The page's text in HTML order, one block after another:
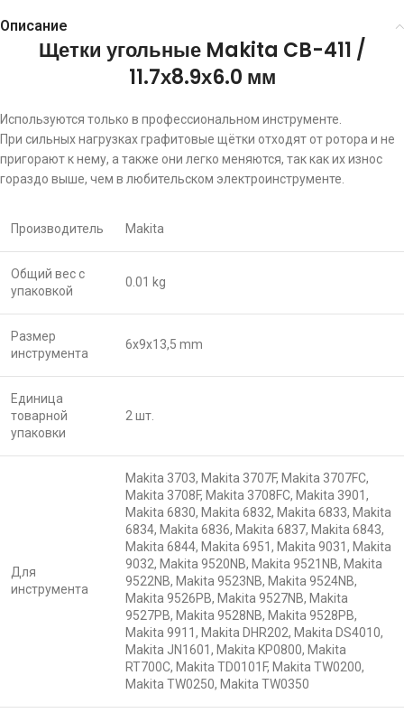
Описание
Щетки угольные Makita CB-411 /
11.7х8.9х6.0 мм
Используются только в профессиональном инструменте.
При сильных нагрузках графитовые щётки отходят от ротора и не
пригорают к нему, а также они легко меняются, так как их износ
гораздо выше, чем в любительском электроинструменте.
Производитель Makita
Общий вес с
упаковкой
0.01 kg
Размер
инструмента
6x9x13,5 mm
Единица
товарной
упаковки
2 шт.
Для
инструмента
Makita 3703, Makita 3707F, Makita 3707FC,
Makita 3708F, Makita 3708FC, Makita 3901,
Makita 6830, Makita 6832, Makita 6833, Makita
6834, Makita 6836, Makita 6837, Makita 6843,
Makita 6844, Makita 6951, Makita 9031, Makita
9032, Makita 9520NB, Makita 9521NB, Makita
9522NB, Makita 9523NB, Makita 9524NB,
Makita 9526PB, Makita 9527NB, Makita
9527PB, Makita 9528NB, Makita 9528PB,
Makita 9911, Makita DHR202, Makita DS4010,
Makita JN1601, Makita KP0800, Makita
RT700C, Makita TD0101F, Makita TW0200,
Makita TW0250, Makita TW0350